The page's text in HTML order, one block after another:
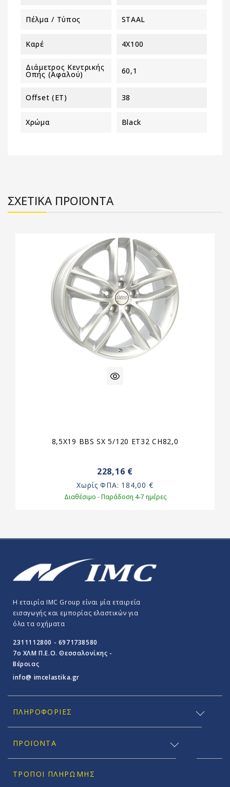
Πέλμα / Τύπος STAAL
Καρέ 4X100
Διάμετρος Κεντρικής
Οπής (αφαλού) 60,1
Offset (ET) 38
Χρώμα Black
ΣΧΕΤΙΚΑ ΠΡΟΪΟΝΤΑ
8,5X19 BBS SX 5/120 ET32 CH82,0
228,16 €
Χωρίς ΦΠΑ: 184,00 €
Διαθέσιμο - Παράδοση 4-7 ημέρες
Η εταιρία IMC Group είναι μία εταιρεία
εισαγωγής και εμπορίας ελαστικών για
όλα τα οχήματα
2311112800 - 6971738580
7o ΧΛΜ Π.E.O. Θεσσαλονίκης -
Βέροιας
info@ imcelastika.gr
ΠΛΗΡΟΦΟΡΊΕΣ
ΠΡΟΪΟΝΤΑ
ΤΡΌΠΟΙ ΠΛΗΡΩΜΉΣ